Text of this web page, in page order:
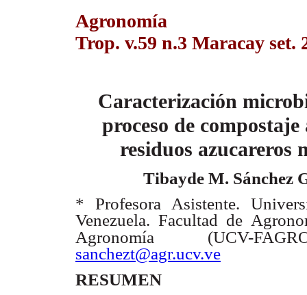
Agronomía
Trop. v.59 n.3 Maracay set.
Caracterización
proceso de
residuos azucareros
Tibayde M. Sánchez
* Profesora Asistente.
Venezuela. Facultad de
Agronomía (UCV-
sanchezt@agr.ucv.ve
RESUMEN